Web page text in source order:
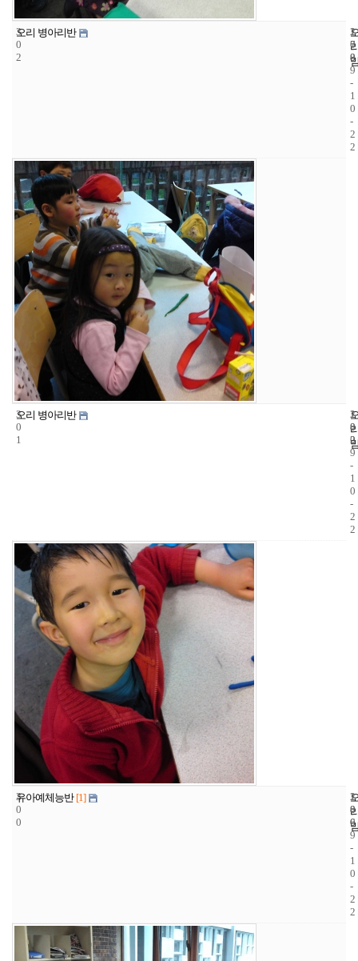
3
0
2
오리 병아리반
1
7
8
2
0
0
9
-
1
0
-
2
2
3
0
1
오리 병아리반
1
8
2
2
0
0
9
-
1
0
-
2
2
3
0
0
유아예체능반 [1]
1
8
6
2
0
0
9
-
1
0
-
2
2